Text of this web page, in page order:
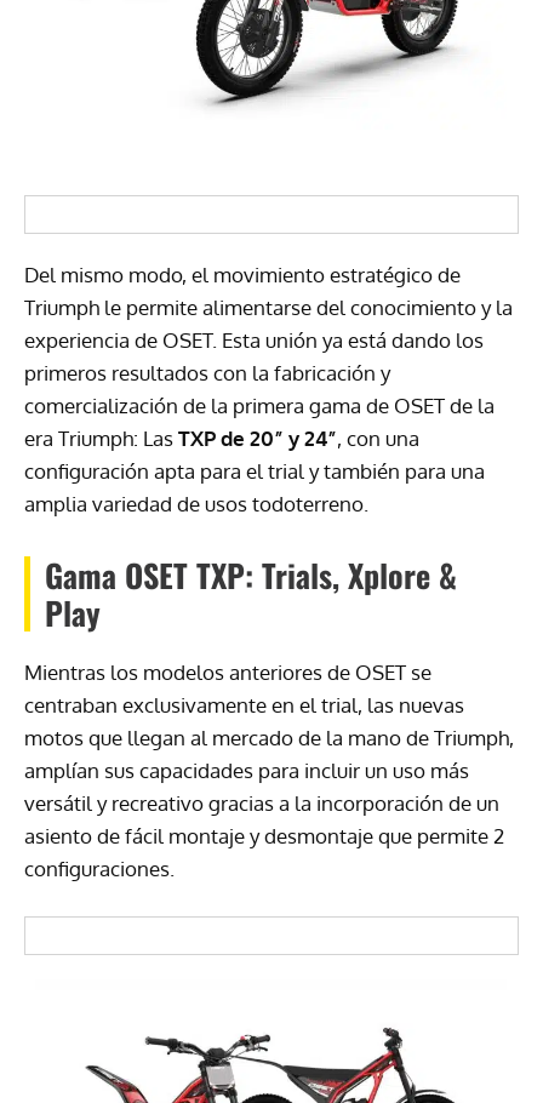
Del mismo modo, el movimiento estratégico de
Triumph le permite alimentarse del conocimiento y la
experiencia de OSET. Esta unión ya está dando los
primeros resultados con la fabricación y
comercialización de la primera gama de OSET de la
era Triumph: LasTXP de 20” y 24”, con una
configuración apta para el trial y también para una
amplia variedad de usos todoterreno.
Gama OSET TXP: Trials, Xplore &
Play
Mientras los modelos anteriores de OSET se
centraban exclusivamente en el trial, las nuevas
motos que llegan al mercado de la mano de Triumph,
amplían sus capacidades para incluir un uso más
versátil y recreativo gracias a la incorporación de un
asiento de fácil montaje y desmontaje que permite 2
configuraciones.